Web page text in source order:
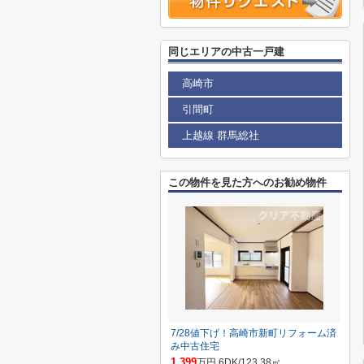
同じエリアの中古一戸建
高崎市
引間町
上越線 群馬総社
この物件を見た方へのお勧め物件
7/28値下げ！高崎市新町リフォーム済
み中古住宅